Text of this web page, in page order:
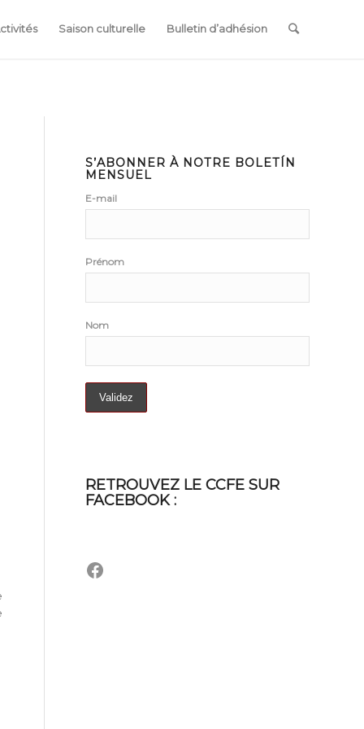
Saison culturelle Bulletin d’adhésion
S’ABONNER À NOTRE BOLETÍN
MENSUEL
E-mail
Prénom
Nom
RETROUVEZ LE CCFE SUR
FACEBOOK :
Facebook